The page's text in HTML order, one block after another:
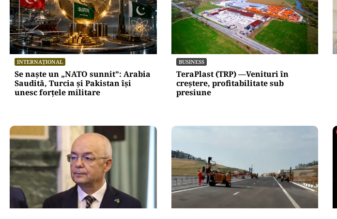
INTERNAȚIONAL
Se naște un „NATO sunnit”: Arabia
Saudită, Turcia și Pakistan își
unesc forțele militare
BUSINESS
TeraPlast (TRP) —Venituri în
creștere, profitabilitate sub
presiune